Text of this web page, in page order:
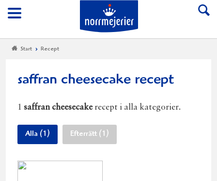
Meny
Till Norrmejerier
Start Recept
saffran cheesecake recept
1 saffran cheesecakerecept i alla kategorier.
Alla (1) Efterrätt (1)